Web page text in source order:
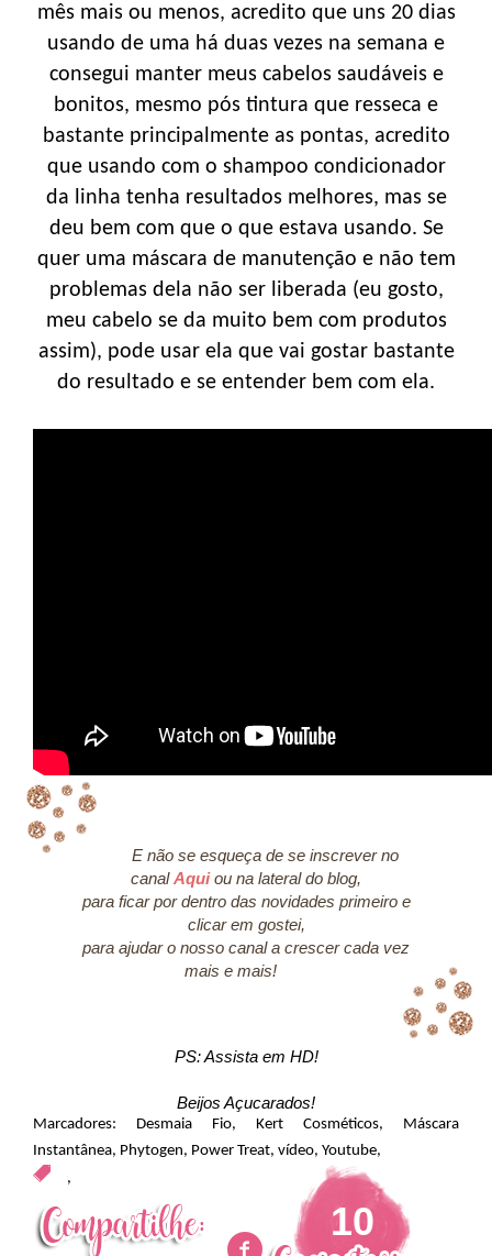
mês mais ou menos, acredito que uns 20 dias
usando de uma há duas vezes na semana e
consegui manter meus cabelos saudáveis e
bonitos, mesmo pós tintura que resseca e
bastante principalmente as pontas, acredito
que usando com o shampoo condicionador
da linha tenha resultados melhores, mas se
deu bem com que o que estava usando. Se
quer uma máscara de manutenção e não tem
problemas dela não ser liberada (eu gosto,
meu cabelo se da muito bem com produtos
assim), pode usar ela que vai gostar bastante
do resultado e se entender bem com ela.
E não se esqueça de se inscrever no
canalAquiou na lateral do blog,
para ficar por dentro das novidades primeiro e
clicar em gostei,
para ajudar o nosso canal a crescer cada vez
mais e mais!
PS: Assista em HD!
Beijos Açucarados!
Marcadores: Desmaia Fio, Kert Cosméticos, Máscara
Instantânea, Phytogen, Power Treat, vídeo, Youtube,
,
10